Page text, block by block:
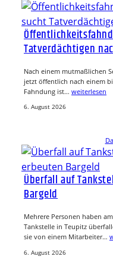
Tatverdächtigen
Nach einem mutmaßlichen
jetzt öffentlich nach einem
Fahndung ist… weiterlesen
6. August 2026
Überfall auf
Bargeld
Mehrere Personen haben
Tankstelle in Teupitz
sie von einem Mitarbeiter…
6. August 2026